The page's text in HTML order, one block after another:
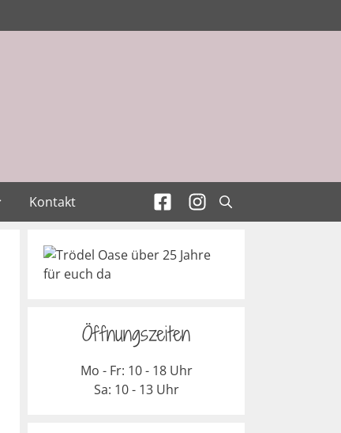
Kontakt
Öffnungszeiten
Mo - Fr: 10 - 18 Uhr
Sa: 10 - 13 Uhr